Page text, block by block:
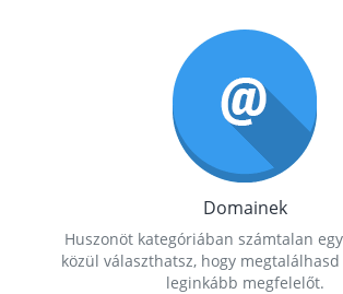
Domainek
Huszonöt kategóriában számtalan
közül választhatsz, hogy
leginkább megfelelőt.